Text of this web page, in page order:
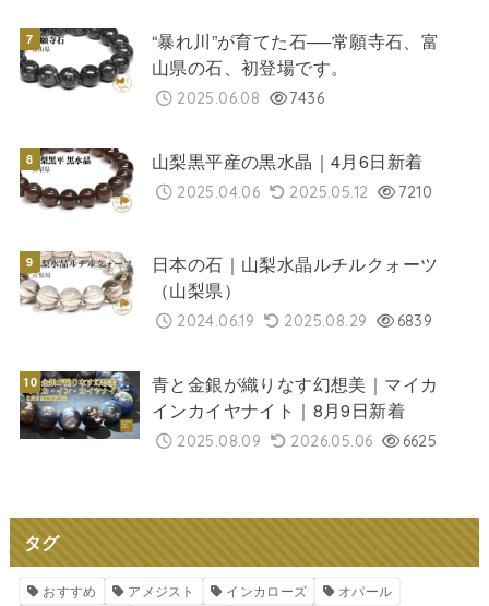
“暴れ川”が育てた石──常願寺石、富
山県の石、初登場です。
2025.06.08 7436
山梨黒平産の黒水晶｜4月6日新着
2025.04.06 2025.05.12 7210
日本の石｜山梨水晶ルチルクォーツ
（山梨県）
2024.06.19 2025.08.29 6839
青と金銀が織りなす幻想美｜マイカ
インカイヤナイト｜8月9日新着
2025.08.09 2026.05.06 6625
タグ
おすすめ アメジスト インカローズ
オパール